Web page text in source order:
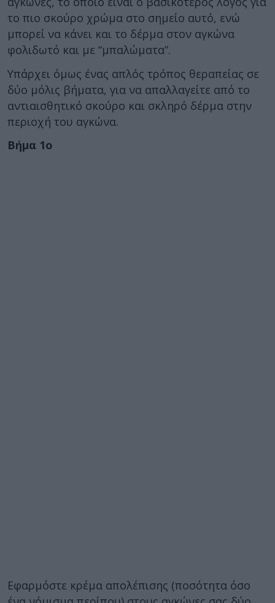
το πιο σκούρο χρώμα στο σημείο αυτό, ενώ
μπορεί να κάνει και το δέρμα στον αγκώνα
φολιδωτό και με “μπαλώματα”.
Υπάρχει όμως ένας απλός τρόπος θεραπείας σε
δύο μόλις βήματα, για να απαλλαγείτε από το
αντιαισθητικό σκούρο και σκληρό δέρμα στην
περιοχή του αγκώνα.
Βήμα 1ο
Εφαρμόστε κρέμα απολέπισης (ποσότητα όσο